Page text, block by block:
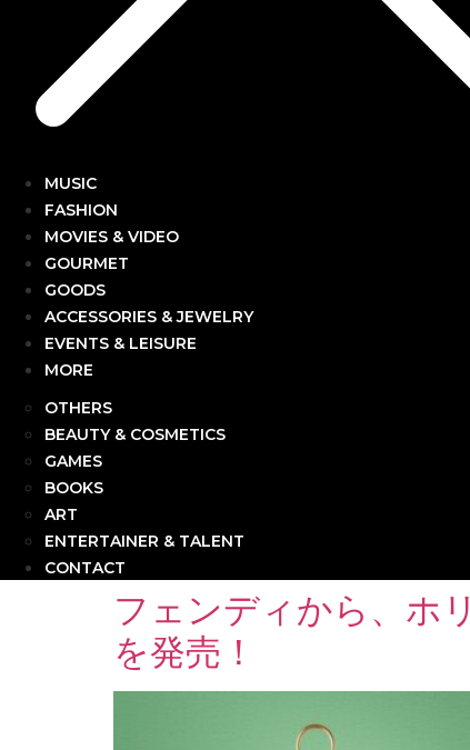
MUSIC
FASHION
MOVIES & VIDEO
GOURMET
GOODS
ACCESSORIES & JEWELRY
EVENTS & LEISURE
MORE
OTHERS
BEAUTY & COSMETICS
GAMES
BOOKS
ART
ENTERTAINER & TALENT
CONTACT
フェンディから、ホ
を発売！